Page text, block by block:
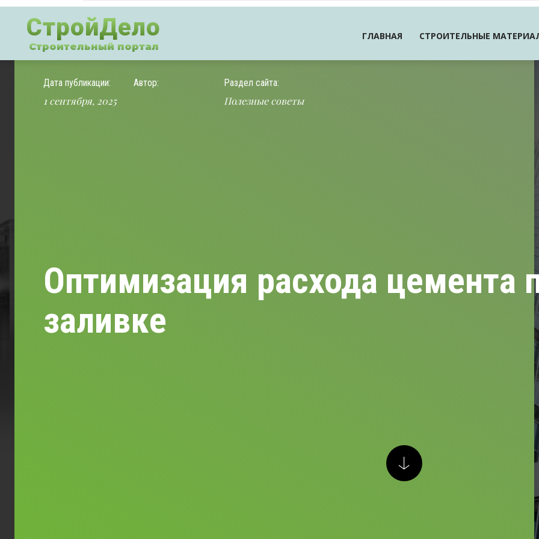
СтройДело
Строительный портал
ГЛАВНАЯ СТРОИТЕЛЬНЫЕ
Оптимизация расхода цемента
заливке
Дата публикации:
1 сентября, 2025
Автор: Раздел сайта:
Полезные советы